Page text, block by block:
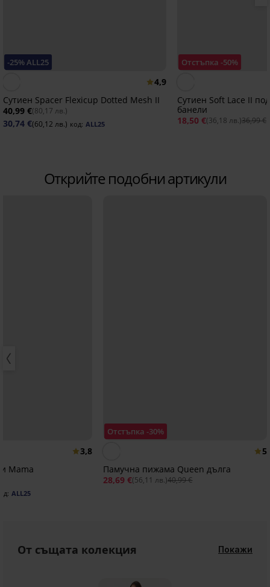
-25% ALL25
4,9
Сутиен Spacer Flexicup Dotted Mesh II
40,99 €(80,17 лв.)
30,74 €(60,12 лв.) код: ALL25
Отстъпка -50%
Сутиен Soft Lace II
банели
18,50 €(36,18 лв.)36,99 €
Открийте подобни артикули
3,8
Mama
ALL25
Отстъпка -30%
5
Памучна пижама Queen дълга
28,69 €(56,11 лв.)40,99 €
От същата колекция Покажи